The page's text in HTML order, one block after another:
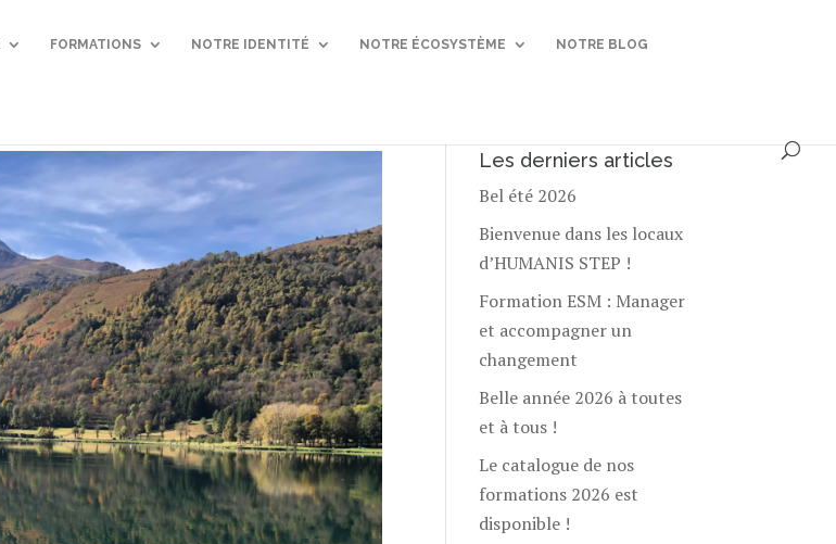
FORMATIONS NOTRE IDENTITÉ NOTRE ÉCOSYSTÈME NOTRE BLOG
Les derniers articles
Bel été 2026
Bienvenue dans les locaux
d’HUMANIS STEP !
Formation ESM : Manager
et accompagner un
changement
Belle année 2026 à toutes
et à tous !
Le catalogue de nos
formations 2026 est
disponible !